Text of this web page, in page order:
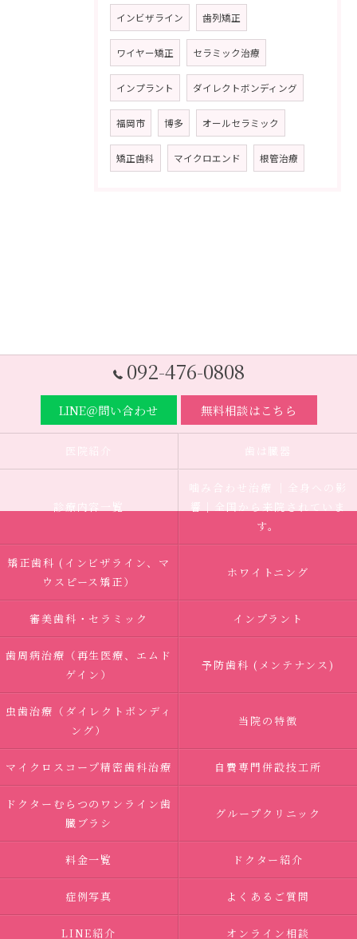
インビザライン 歯列矯正
ワイヤー矯正 セラミック治療
インプラント ダイレクトボンディング
福岡市 博多 オールセラミック
矯正歯科 マイクロエンド 根管治療
092-476-0808
LINE＠問い合わせ 無料相談はこちら
医院紹介 歯は臓器
診療内容一覧
噛み合わせ治療 ｜全身への影
響｜全国から来院されていま
す。
矯正歯科 (インビザライン、マ
ウスピース矯正）
ホワイトニング
審美歯科・セラミック インプラント
歯周病治療（再生医療、エムド
ゲイン）
予防歯科 (メンテナンス)
虫歯治療（ダイレクトボンディ
ング）
当院の特徴
マイクロスコープ精密歯科治療 自費専門併設技工所
ドクターむらつのワンライン歯
臓ブラシ
グループクリニック
料金一覧 ドクター紹介
症例写真 よくあるご質問
LINE紹介 オンライン相談